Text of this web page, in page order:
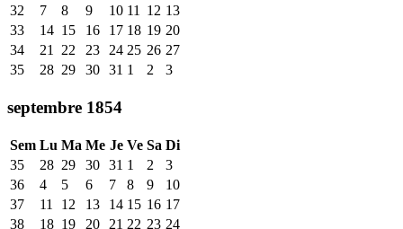
32
7 8 9 10 11 12 13
33
14 15 16 17 18 19 20
34
21 22 23 24 25 26 27
35
28 29 30 31 1 2 3
septembre 1854
Sem Lu Ma Me Je Ve Sa Di
35
28 29 30 31 1 2
3
36
4 5 6 7 8 9
10
37
11 12 13 14 15 16 17
38
18 19 20 21 22 23 24